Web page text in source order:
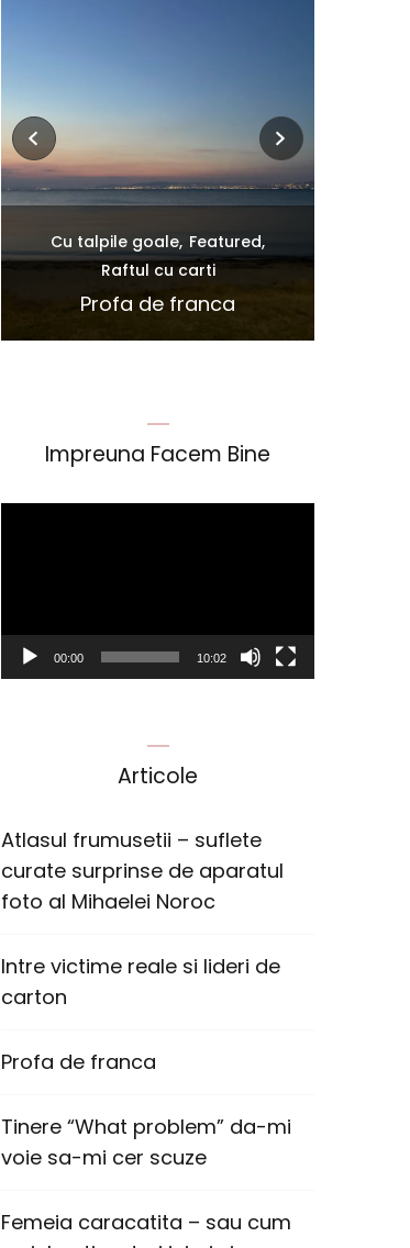
Cu talpile goale Featured
Raftul cu carti
Profa de franca
Impreuna Facem Bine
00:00 10:02
Articole
Atlasul frumusetii – suflete
curate surprinse de aparatul
foto al Mihaelei Noroc
Intre victime reale si lideri de
carton
Profa de franca
Tinere “What problem” da-mi
voie sa-mi cer scuze
Femeia caracatita – sau cum